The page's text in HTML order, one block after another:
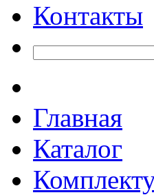
Контакты
Главная
Каталог